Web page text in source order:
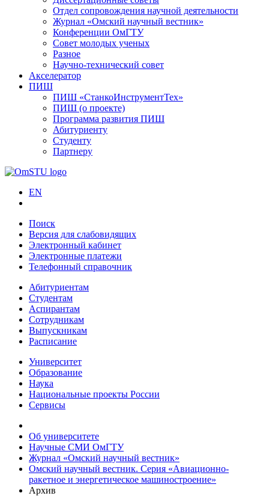
Отдел сопровождения научной деятельности
Журнал «Омский научный вестник»
Конференции ОмГТУ
Совет молодых ученых
Разное
Научно-технический совет
Акселератор
ПИШ
ПИШ «СтанкоИнструментТех»
ПИШ (о проекте)
Программа развития ПИШ
Абитуриенту
Студенту
Партнеру
EN
Поиск
Версия для слабовидящих
Электронный кабинет
Электронные платежи
Телефонный справочник
Абитуриентам
Студентам
Аспирантам
Сотрудникам
Выпускникам
Расписание
Университет
Образование
Наука
Национальные проекты России
Сервисы
Об университете
Научные СМИ ОмГТУ
Журнал «Омский научный вестник»
Омский научный вестник. Серия «Авиационно-
ракетное и энергетическое машиностроение»
Архив